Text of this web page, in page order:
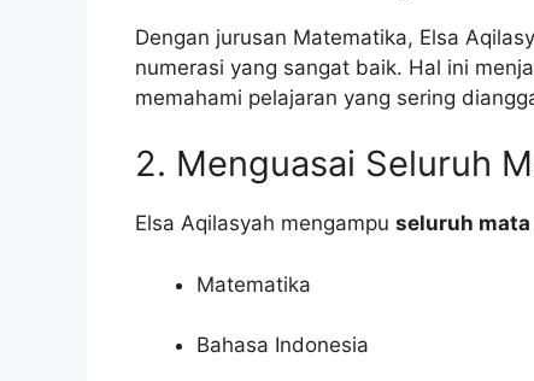
Dengan jurusan Matematika, Elsa
numerasi yang sangat baik. Hal ini
memahami pelajaran yang sering
2. Menguasai Seluruh
Elsa Aqilasyah mengampu seluruh mata
Matematika
Bahasa Indonesia